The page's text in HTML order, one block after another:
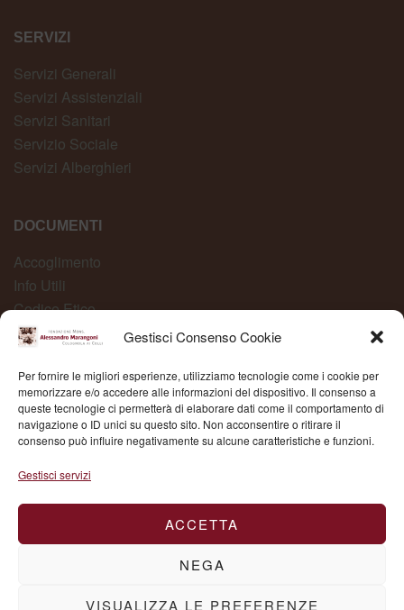
Gestisci Consenso Cookie
Per fornire le migliori esperienze, utilizziamo tecnologie come i cookie per
memorizzare e/o accedere alle informazioni del dispositivo. Il consenso a
queste tecnologie ci permetterà di elaborare dati come il comportamento di
navigazione o ID unici su questo sito. Non acconsentire o ritirare il
consenso può influire negativamente su alcune caratteristiche e funzioni.
Gestisci servizi
ACCETTA
NEGA
VISUALIZZA LE PREFERENZE
SERVIZI
Servizi Generali
Servizi Assistenziali
Servizi Sanitari
Servizio Sociale
Servizi Alberghieri
DOCUMENTI
Accoglimento
Info Utili
Codice Etico
Carta dei Servizi
Whistleblowing
Fond. Mons. Alessandro Marangoni © 2025 | P.IVA